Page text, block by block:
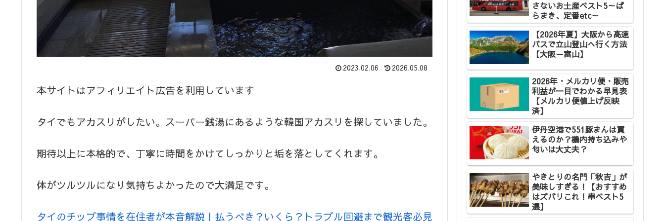
2023.02.06 2026.05.08
本サイトはアフィリエイト広告を利用しています
タイでもアカスリがしたい。スーパー銭湯にあるような韓国アカスリを探していました。
期待以上に本格的で、丁寧に時間をかけてしっかりと垢を落としてくれます。
体がツルツルになり気持ちよかったので大満足です。
タイのチップ事情を在住者が本音解説｜払うべき？いくら？トラブル回避まで観光客必見
さないお土産ベスト5～ば
らまき、定番etc～
【2026年夏】大阪から高速
バスで立山登山へ行く方法
【大阪ー富山】
2026年・メルカリ便・販売
利益が一目でわかる早見表
【メルカリ便値上げ反映
済】
伊丹空港で551豚まんは買
えるのか？機内持ち込みや
匂いは大丈夫？
やきとりの名門「秋吉」が
美味しすぎる！【おすすめ
はズバリこれ！串ベスト5
選】